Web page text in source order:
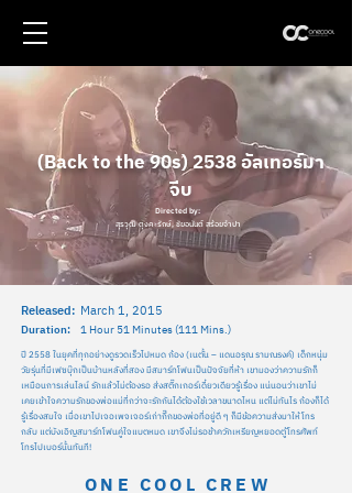
(Back to the 90s) 2538 อัลเทอร์มา
จีบ
Directed by:
สุรวุฒิ ตุงคะรักษ์, ชัยอนันต์ สร้อยจำปา
Released: March 1, 2015
Duration: 1 Hour 51 Minutes (111 Mins.)
ปี 2558 ในยุคที่ทุกอย่างดูรวดเร็วไปหมด ก้อง (เนตั้น – แดนอรุณ รามณรงค์) เด็กหนุ่ม
วัยรุ่นที่มีเฟซบุ๊กเป็นบ้านหลังที่สอง มีสมาร์ทโฟนเป็นปัจจัยที่ห้า เขามองว่าความรักก็
เหมือนการเล่นไลน์ รักแล้วไม่ต้องรอ ส่งสติ๊กเกอร์เดี๋ยวเดียวรู้เรื่อง แน่นอนว่าเขาไม่
เคยเข้าใจความรักของพ่อแม่ที่กว่าจะรักกันได้ต้องใช้เวลาขนาดไหน แต่ไม่ทันไร ก้องก็ได้
รู้เรื่องสมใจ เมื่อเขาไปเจอเพจเจอร์เก่ากึ๊กของพ่อที่อยู่ดี ๆ ก็มีข้อความส่งมาให้โทร
กลับ แต่บังเอิญสมาร์ทโฟนคู่ใจแบตหมด เขาจึงไม่รอช้าควักเหรียญหยอดตู้โทรศัพท์
โทรไปเบอร์นั้นทันที!
ONE COOL CREW